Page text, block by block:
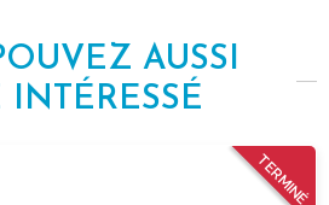
AUSSI
INTÉRESSÉ
TERMINÉ